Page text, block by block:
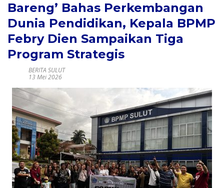
Bareng’ Bahas Perkembangan
Dunia Pendidikan, Kepala BPMP
Febry Dien Sampaikan Tiga
Program Strategis
BERITA SULUT
13 Mei 2026